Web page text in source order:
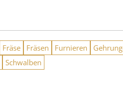
Fräse Fräsen Furnieren
Schwalben